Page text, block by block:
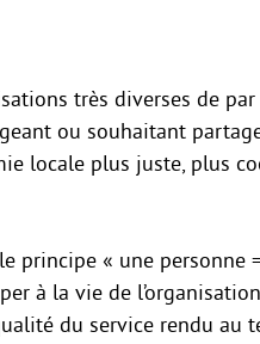
très diverses de
ou souhaitant
locale plus juste, plus
principe « une personne
à la vie de
du service rendu au